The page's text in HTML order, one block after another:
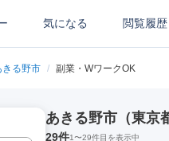
気になる 閲覧履歴
きる野市 / 副業・WワークOK
あきる野市（東京
29件1〜29件目を表示中